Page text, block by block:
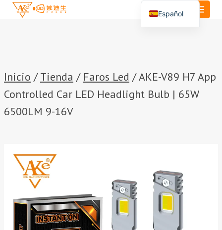
Saltar
Inicio / Tienda / Faros Led /AKE-V89 H7 App
Controlled Car LED Headlight Bulb | 65W
6500LM 9-16V
Español